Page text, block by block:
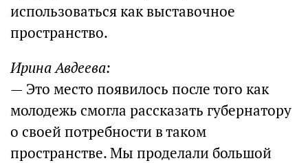
использоваться как выставочное
пространство.
Ирина Авдеева:
— Это место появилось после того как
молодежь смогла рассказать губернатору
о своей потребности в таком
пространстве. Мы проделали большой